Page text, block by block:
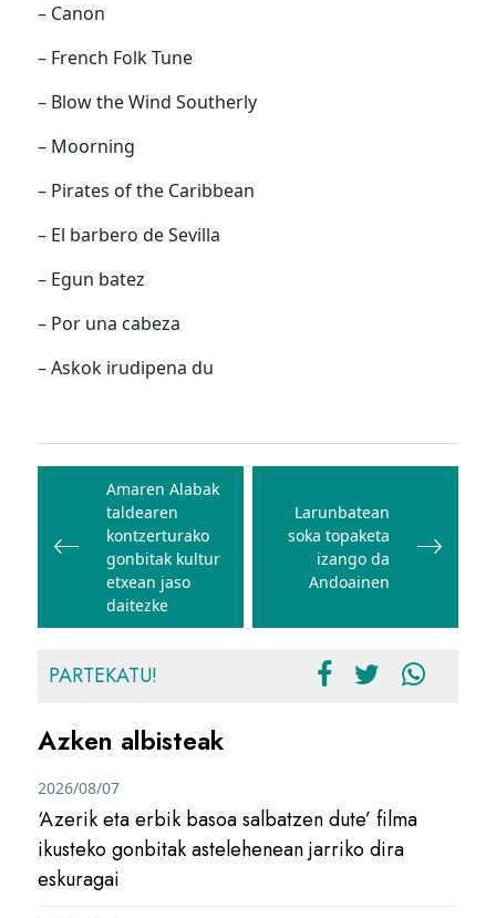
– Canon
– French Folk Tune
– Blow the Wind Southerly
– Moorning
– Pirates of the Caribbean
– El barbero de Sevilla
– Egun batez
– Por una cabeza
– Askok irudipena du
Bidalketetan
zehar
nabigatu
Amaren Alabak
taldearen
kontzerturako
gonbitak kultur
etxean jaso
daitezke
Larunbatean
soka topaketa
izango da
Andoainen
PARTEKATU!
Azken albisteak
‘Azerik eta erbik basoa salbatzen dute’ filma
ikusteko gonbitak astelehenean jarriko dira
eskuragai
2026/08/07